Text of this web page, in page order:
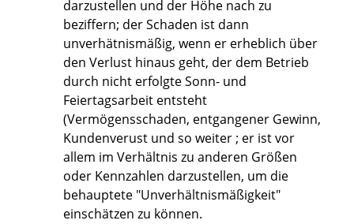
darzustellen und der Höhe nach zu
beziffern; der Schaden ist dann
unverhätnismäßig, wenn er erheblich über
den Verlust hinaus geht, der dem Betrieb
durch nicht erfolgte Sonn- und
Feiertagsarbeit entsteht
(Vermögensschaden, entgangener Gewinn,
Kundenverust und so weiter ; er ist vor
allem im Verhältnis zu anderen Größen
oder Kennzahlen darzustellen, um die
behauptete "Unverhältnismäßigkeit"
einschätzen zu können.